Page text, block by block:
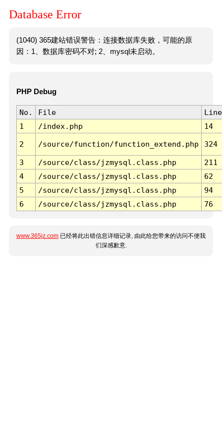
Database Error
(1040) 365建站错误警告：连接数据库失败，可能的原
因：1、数据库密码不对; 2、mysql未启动。
PHP Debug
No. File
Line
1
/index.php 14
2 /source/function/function_extend.php 324
3 /source/class/jzmysql.class.php
211
4
/source/class/jzmysql.class.php
62
5
/source/class/jzmysql.class.php
94
6
/source/class/jzmysql.class.php 76
www.365jz.com 已经将此出错信息详细记录, 由此给您带来的访问不便我
们深感歉意.